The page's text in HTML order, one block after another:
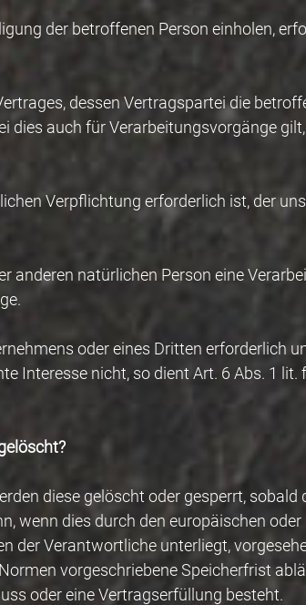
der betroffenen Person einholen,
dessen Vertragspartei die
dies auch für Verarbeitungsvorgänge
Verpflichtung erforderlich ist, der
anderen natürlichen Person eine
oder eines Dritten erforderlich
Interesse nicht, so dient Art. 6 Abs. 1 lit.
diese gelöscht oder gesperrt, sobald
wenn dies durch den europäischen
der Verantwortliche unterliegt,
vorgeschriebene Speicherfrist
oder eine Vertragserfüllung besteht.